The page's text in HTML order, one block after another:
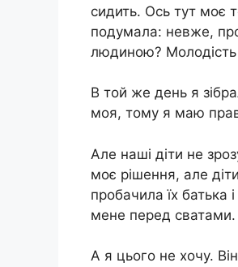
сидить. Ось тут моє
подумала: невже,
людиною? Молодість
В той же день я
моя, тому я маю
Але наші діти не
моє рішення, але
пробачила їх батька
мене перед сватами.
А я цього не хочу.